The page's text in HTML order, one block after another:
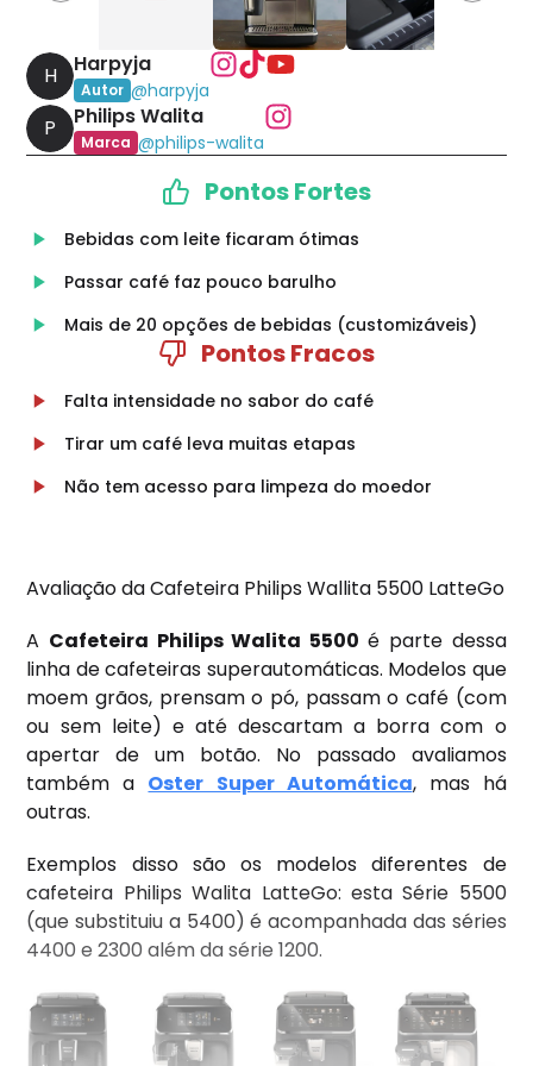
H Harpyja
Autor @harpyja
P Philips Walita
Marca @philips-walita
Pontos Fortes
Bebidas com leite ficaram ótimas
Passar café faz pouco barulho
Mais de 20 opções de bebidas (customizáveis)
Pontos Fracos
Falta intensidade no sabor do café
Tirar um café leva muitas etapas
Não tem acesso para limpeza do moedor
Avaliação da Cafeteira Philips Wallita 5500 LatteGo
A Cafeteira Philips Walita 5500 é parte dessa
linha de cafeteiras superautomáticas. Modelos que
moem grãos, prensam o pó, passam o café (com
ou sem leite) e até descartam a borra com o
apertar de um botão. No passado avaliamos
também a Oster Super Automática, mas há
outras.
Exemplos disso são os modelos diferentes de
cafeteira Philips Walita LatteGo: esta Série 5500
(que substituiu a 5400) é acompanhada das séries
4400 e 2300 além da série 1200.